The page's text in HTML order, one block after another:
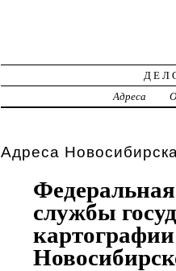
Адреса
Адреса
службы